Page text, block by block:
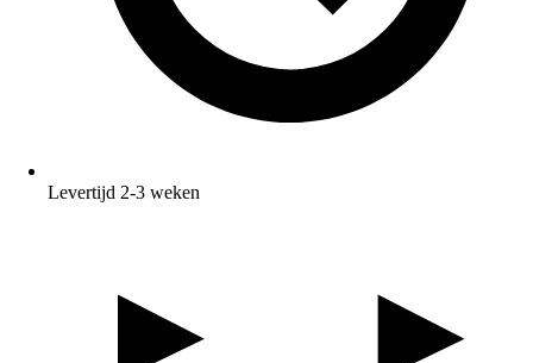
Levertijd 2-3 weken